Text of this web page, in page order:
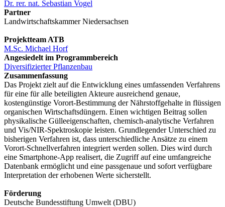
Dr. rer. nat. Sebastian Vogel
Partner
Landwirtschaftskammer Niedersachsen
Projektteam ATB
M.Sc. Michael Horf
Angesiedelt im Programmbereich
Diversifizierter Pflanzenbau
Zusammenfassung
Das Projekt zielt auf die Entwicklung eines umfassenden Verfahrens
für eine für alle beteiligten Akteure ausreichend genaue,
kostengünstige Vorort-Bestimmung der Nährstoffgehalte in flüssigen
organischen Wirtschaftsdüngern. Einen wichtigen Beitrag sollen
physikalische Gülleeigenschaften, chemisch-analytische Verfahren
und Vis/NIR-Spektroskopie leisten. Grundlegender Unterschied zu
bisherigen Verfahren ist, dass unterschiedliche Ansätze zu einem
Vorort-Schnellverfahren integriert werden sollen. Dies wird durch
eine Smartphone-App realisert, die Zugriff auf eine umfangreiche
Datenbank ermöglicht und eine passgenaue und sofort verfügbare
Interpretation der erhobenen Werte sicherstellt.
Förderung
Deutsche Bundesstiftung Umwelt (DBU)